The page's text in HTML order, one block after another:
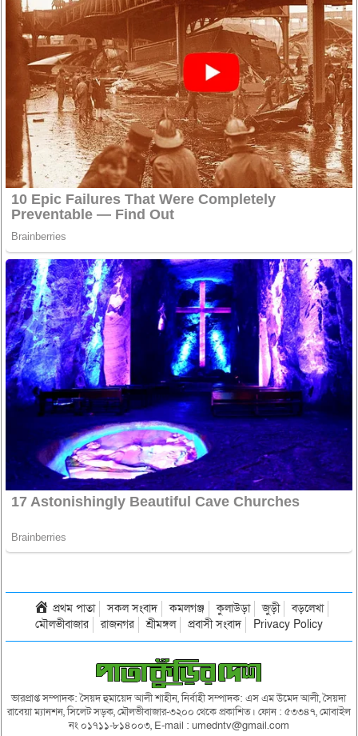
প্রথম পাতা সকল সংবাদ কমলগঞ্জ কুলাউড়া জুড়ী
বড়লেখা
মৌলভীবাজার
রাজনগর শ্রীমঙ্গল প্রবাসী সংবাদ Privacy Policy
ভারপ্রাপ্ত সম্পাদক: সৈয়দ হুমায়েদ আলী শাহীন, নির্বাহী সম্পাদক: এস এম উমেদ আলী, সৈয়দা
রাবেয়া ম্যানশন, সিলেট সড়ক, মৌলভীবাজার-৩২০০ থেকে প্রকাশিত। ফোন : ৫৩৩৪৭, মোবাইল
নং ০১৭১১-৮১৪০০৩, E-mail : umedntv@gmail.com